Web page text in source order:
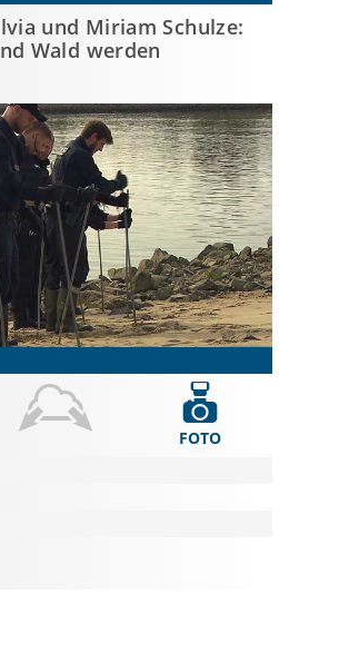
und Miriam Schulze:
Wald werden
FOTO